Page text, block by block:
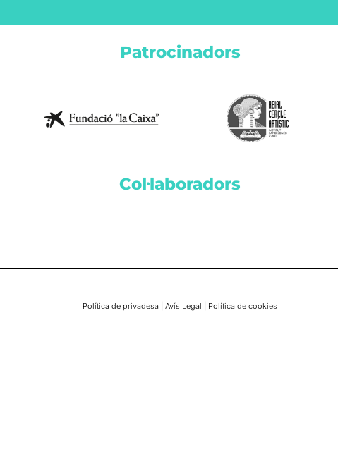
Patrocinadors
Col·laboradors
Política de privadesa Avís Legal Política de cookies